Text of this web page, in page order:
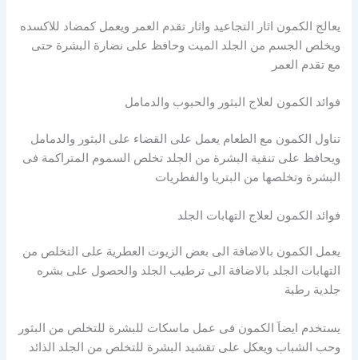
يعالج الكمون اثار التجاعيد واثار تقدم العمر ويعمل كمضاد للاكسده
ويخلص الجسم من الجلد الميت وحافظ على نضارة البشرة حتى
مع تقدم العمر
فوائد الكمون لعلاج البثور والحبوب والدمامل
تناول الكمون مع الطعام يعمل على القضاء على البثور والدمامل
ويحافظ على تنقية البشرة من الجلد تخلص السموم المتراكمة فى
البشرة وتخلصها من البتريا والفطريات
فوائد الكمون لعلاج التهابات الجلد
يعمل الكمون بالاضافة الى بعض الزيوت العطرية على التخلص من
التهابات الجلد بالاضافة الى ترطيب الجلد والحصول على بشره
جلدية رطبة
يستخدم ايضاَ الكمون فى عمل ماسكات للبشرة للتخلص من البثور
وحب الشباب ويعكل على تقشيد البشرة للتخلص من الجلد الذائد